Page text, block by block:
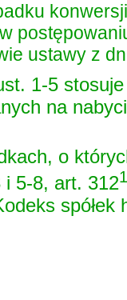
w
ustawy z
1-5
na
o
i 5-8, art. 3121
spółek